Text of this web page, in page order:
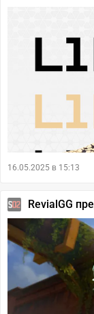
16.05.2025 в 15:13
RevialGG